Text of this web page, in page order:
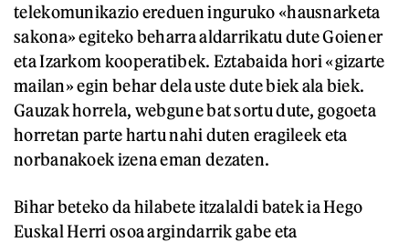
telekomunikazio ereduen inguruko «hausnarketa
sakona» egiteko beharra aldarrikatu dute Goiener
eta Izarkom kooperatibek. Eztabaida hori «gizarte
mailan» egin behar dela uste dute biek ala biek.
Gauzak horrela, webgune bat sortu dute, gogoeta
horretan parte hartu nahi duten eragileek eta
norbanakoek izena eman dezaten.
Bihar beteko da hilabete itzalaldi batek ia Hego
Euskal Herri osoa argindarrik gabe eta